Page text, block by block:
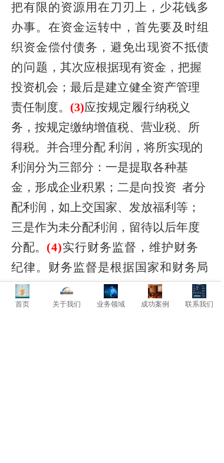
把有限的资源用在刀刃上，少花钱多
办事。在资金运转中，首先要及时组
织资金偿付债务，避免出现资不抵债
的问题 ，其次应根据现有资金，把握
投资机会；最后是建立健全资产管理
责任制度。(3)应按规定履行纳税义
务，按规定缴纳增值税、营业税、所
得税。并合理分配 利润，将所实现的
利润分为三部分：一是提取各种基
金，形成企业积累；二是向投资 者分
配利润，如上交国家、发放福利等；
三是作为未分配利润，留待以后年度
分配。(4)实行财务监督，维护财务
纪律。财务监督是根据国家和财务局
的有关政策、
法令，借助价值形式对
企业活动所进行的控制和利润，其目
首页 关于我们 业务领域 成功案例 联系我们